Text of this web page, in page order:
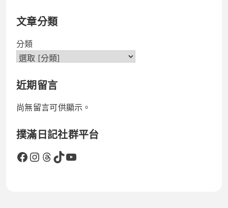
文章分類
分類
近期留言
尚無留言可供顯示。
撲滿日記社群平台
Facebook
Instagram
Threads
TikTok
YouTube